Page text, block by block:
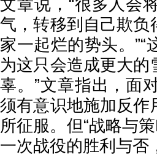
文章说，“很多人会
气，转移到自己欺负
家一起烂的势头。
为这只会造成更大
辜。”文章指出，面
须有意识地施加反作
所征服。但“战略与
一次战役的胜利与否